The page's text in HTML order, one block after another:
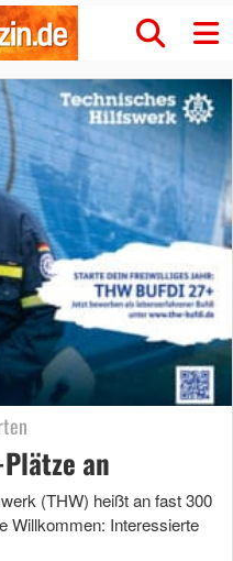
an
(THW) heißt an fast 300
Willkommen: Interessierte